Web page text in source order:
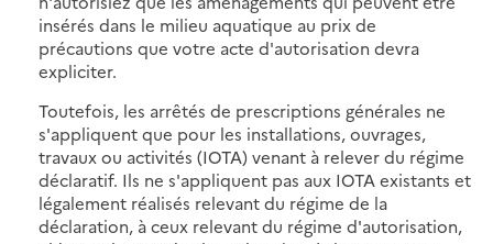
insérés dans le milieu aquatique au prix de
précautions que votre acte d'autorisation devra
expliciter.
Toutefois, les arrêtés de prescriptions générales ne
s'appliquent que pour les installations, ouvrages,
travaux ou activités (IOTA) venant à relever du régime
déclaratif. Ils ne s'appliquent pas aux IOTA existants et
légalement réalisés relevant du régime de la
déclaration, à ceux relevant du régime d'autorisation,